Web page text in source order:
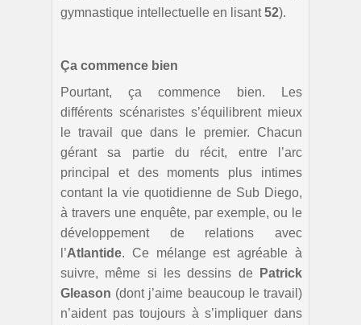
gymnastique intellectuelle en lisant52).
Ça commence bien
Pourtant, ça commence bien. Les
différents scénaristes s’équilibrent mieux
le travail que dans le premier. Chacun
gérant sa partie du récit, entre l’arc
principal et des moments plus intimes
contant la vie quotidienne de Sub Diego,
à travers une enquête, par exemple, ou le
développement de relations avec
l’Atlantide. Ce mélange est agréable à
suivre, même si les dessins de
Patrick
Gleason (dont j’aime beaucoup le travail)
n’aident pas toujours à s’impliquer dans